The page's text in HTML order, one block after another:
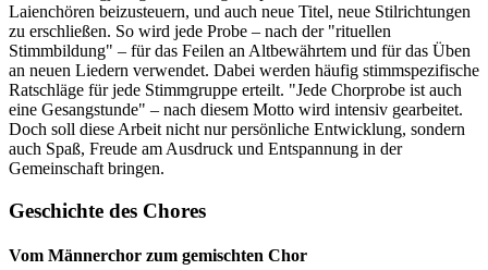
Laienchören beizusteuern, und auch neue Titel, neue Stilrichtungen
zu erschließen. So wird jede Probe – nach der "rituellen
Stimmbildung" – für das Feilen an Altbewährtem und für das Üben
an neuen Liedern verwendet. Dabei werden häufig stimmspezifische
Ratschläge für jede Stimmgruppe erteilt. "Jede Chorprobe ist auch
eine Gesangstunde" – nach diesem Motto wird intensiv gearbeitet.
Doch soll diese Arbeit nicht nur persönliche Entwicklung, sondern
auch Spaß, Freude am Ausdruck und Entspannung in der
Gemeinschaft bringen.
Geschichte des Chores
Vom Männerchor zum gemischten Chor